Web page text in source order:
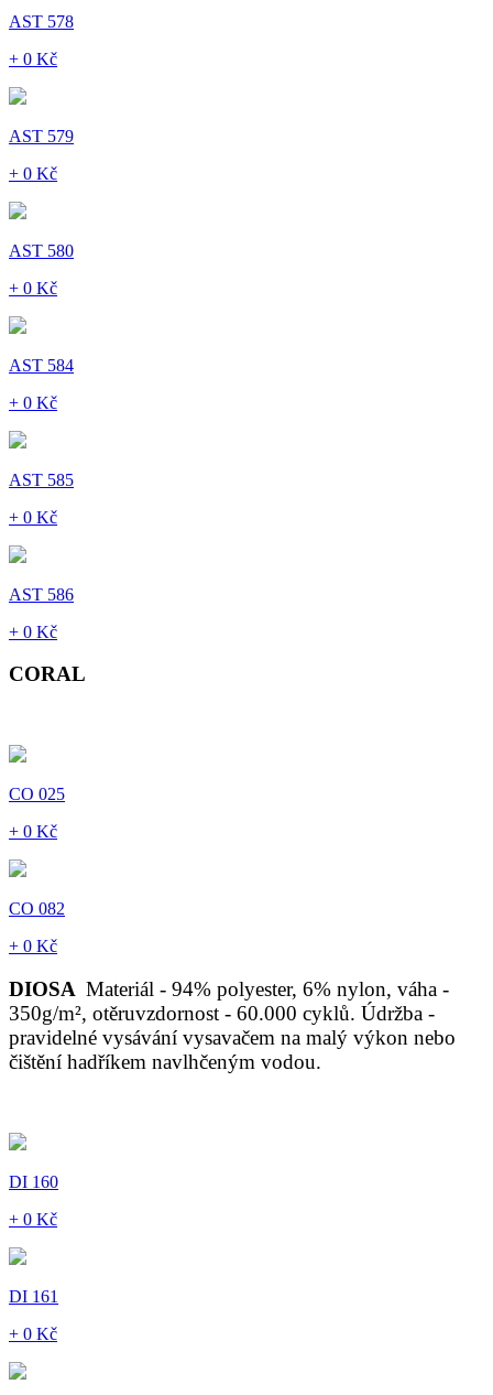
AST 578
+ 0 Kč
AST 579
+ 0 Kč
AST 580
+ 0 Kč
AST 584
+ 0 Kč
AST 585
+ 0 Kč
AST 586
+ 0 Kč
CORAL
CO 025
+ 0 Kč
CO 082
+ 0 Kč
DIOSA Materiál - 94% polyester, 6% nylon, váha -
350g/m², otěruvzdornost - 60.000 cyklů. Údržba -
pravidelné vysávání vysavačem na malý výkon nebo
čištění hadříkem navlhčeným vodou.
DI 160
+ 0 Kč
DI 161
+ 0 Kč